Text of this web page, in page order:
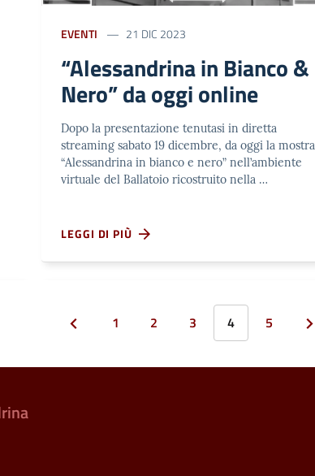
EVENTI 21 DIC 2023
“Alessandrina in Bianco &
Nero” da oggi online
Dopo la presentazione tenutasi in diretta
streaming sabato 19 dicembre, da oggi la mostra
“Alessandrina in bianco e nero” nell’ambiente
virtuale del Ballatoio ricostruito nella …
LEGGI DI PIÙ
1 2 3 4 5